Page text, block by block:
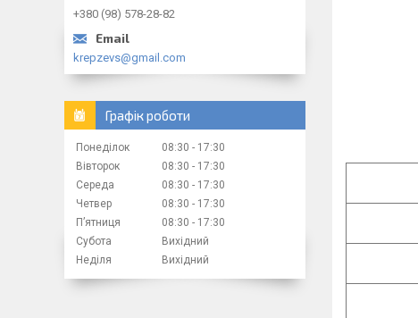
+380 (98) 578-28-82
krepzevs@gmail.com
Графік роботи
Понеділок 08:30
17:30
Вівторок
08:30
17:30
Середа
08:30
17:30
Четвер
08:30
17:30
Пʼятниця
08:30
17:30
Субота
Вихідний
Неділя
Вихідний